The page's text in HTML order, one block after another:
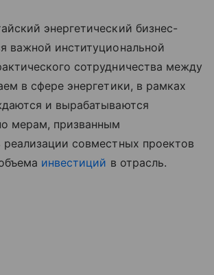
энергетический бизнес-
важной институциональной
сотрудничества между
в сфере энергетики, в рамках
и вырабатываются
мерам, призванным
реализации совместных проектов
инвестиций в отрасль.